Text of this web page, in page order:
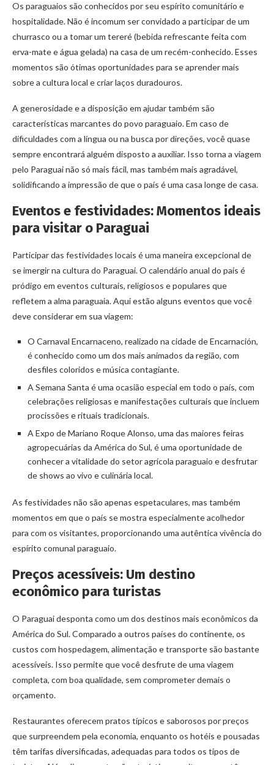
Os paraguaios são conhecidos por seu espírito comunitário e
hospitalidade. Não é incomum ser convidado a participar de um
churrasco ou a tomar um tereré (bebida refrescante feita com
erva-mate e água gelada) na casa de um recém-conhecido. Esses
momentos são ótimas oportunidades para se aprender mais
sobre a cultura local e criar laços duradouros.
A generosidade e a disposição em ajudar também são
características marcantes do povo paraguaio. Em caso de
dificuldades com a língua ou na busca por direções, você quase
sempre encontrará alguém disposto a auxiliar. Isso torna a viagem
pelo Paraguai não só mais fácil, mas também mais agradável,
solidificando a impressão de que o país é uma casa longe de casa.
Eventos e festividades: Momentos ideais
para visitar o Paraguai
Participar das festividades locais é uma maneira excepcional de
se imergir na cultura do Paraguai. O calendário anual do país é
pródigo em eventos culturais, religiosos e populares que
refletem a alma paraguaia. Aqui estão alguns eventos que você
deve considerar em sua viagem:
O Carnaval Encarnaceno, realizado na cidade de Encarnación,
é conhecido como um dos mais animados da região, com
desfiles coloridos e música contagiante.
A Semana Santa é uma ocasião especial em todo o país, com
celebrações religiosas e manifestações culturais que incluem
procissões e rituais tradicionais.
A Expo de Mariano Roque Alonso, uma das maiores feiras
agropecuárias da América do Sul, é uma oportunidade de
conhecer a vitalidade do setor agrícola paraguaio e desfrutar
de shows ao vivo e culinária local.
As festividades não são apenas espetaculares, mas também
momentos em que o país se mostra especialmente acolhedor
para com os visitantes, proporcionando uma autêntica vivência do
espírito comunal paraguaio.
Preços acessíveis: Um destino
econômico para turistas
O Paraguai desponta como um dos destinos mais econômicos da
América do Sul. Comparado a outros países do continente, os
custos com hospedagem, alimentação e transporte são bastante
acessíveis. Isso permite que você desfrute de uma viagem
completa, com boa qualidade, sem comprometer demais o
orçamento.
Restaurantes oferecem pratos típicos e saborosos por preços
que surpreendem pela economia, enquanto os hotéis e pousadas
têm tarifas diversificadas, adequadas para todos os tipos de